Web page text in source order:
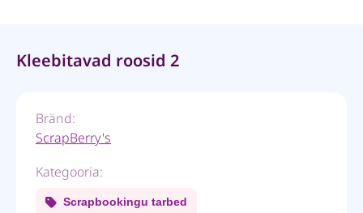
Kleebitavad roosid 2
Bränd:
ScrapBerry's
Kategooria:
Scrapbookingu tarbed